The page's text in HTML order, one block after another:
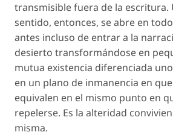
transmisible fuera de la escritura.
sentido, entonces, se abre en
antes incluso de entrar a la
desierto transformándose en
mutua existencia diferenciada
en un plano de inmanencia en
equivalen en el mismo punto en
repelerse. Es la alteridad
misma.